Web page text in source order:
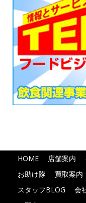
HOME 店舗案内
お助け隊
買取案内
スタッフBLOG
会